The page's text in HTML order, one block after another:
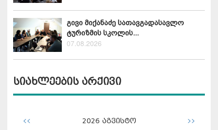
გივი მიქანაძე სათავგადასავლო
ტურიზმის სკოლის...
07.08.2026
სიახლეების არქივი
<< 2026 აგვისტო >>